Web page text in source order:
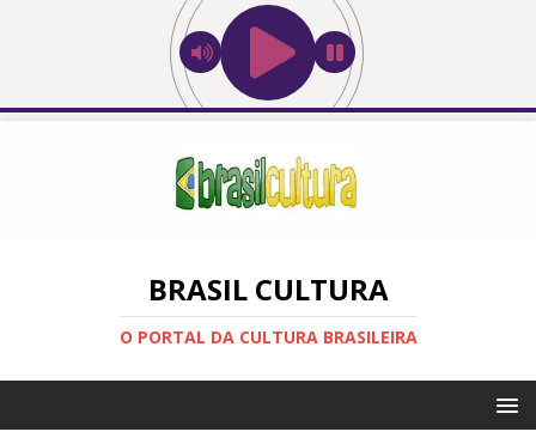
BRASIL CULTURA
O PORTAL DA CULTURA BRASILEIRA